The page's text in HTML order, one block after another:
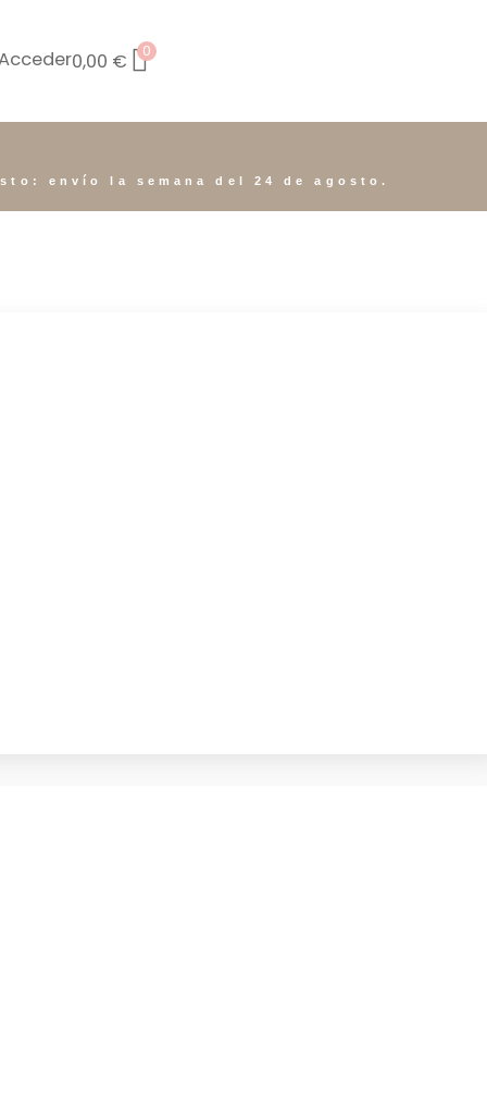
0,00 € 0
envío la semana del 24 de agosto.